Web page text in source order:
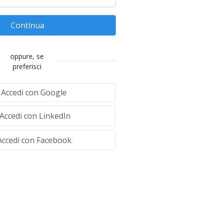
Continua
oppure, se
preferisci
con Google
con LinkedIn
con Facebook